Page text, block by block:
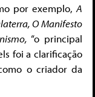
por exemplo, A
O Manifesto
“o principal
foi a clarificação
o criador da